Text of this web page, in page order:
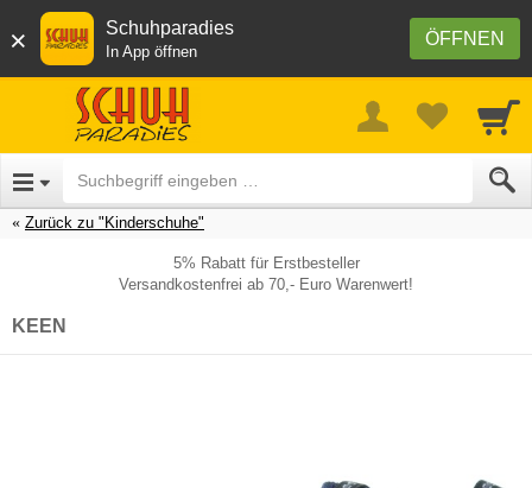
× ÖFFNEN
Schuhparadies
In App öffnen
Zurück zu "Kinderschuhe"
5% Rabatt für Erstbesteller
Versandkostenfrei ab 70,- Euro Warenwert!
KEEN